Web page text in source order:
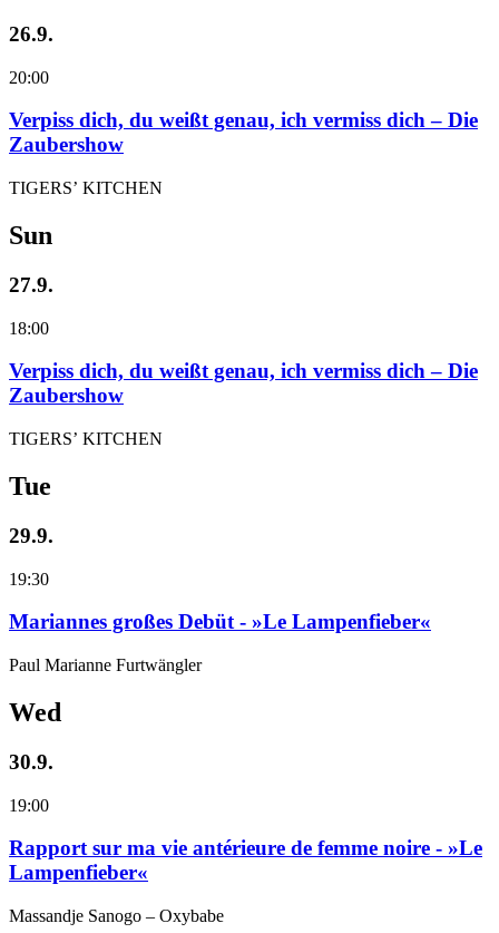
26.9.
20:00
Verpiss dich, du weißt genau, ich vermiss dich – Die
Zaubershow
TIGERS’ KITCHEN
Sun
27.9.
18:00
Verpiss dich, du weißt genau, ich vermiss dich – Die
Zaubershow
TIGERS’ KITCHEN
Tue
29.9.
19:30
Mariannes großes Debüt - »Le Lampenfieber«
Paul Marianne Furtwängler
Wed
30.9.
19:00
Rapport sur ma vie antérieure de femme noire - »Le
Lampenfieber«
Massandje Sanogo – Oxybabe